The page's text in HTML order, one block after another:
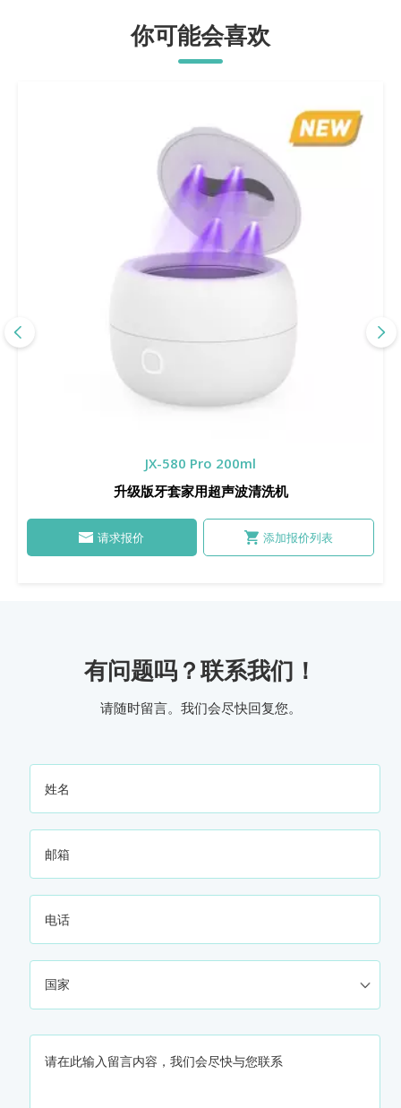
你可能会喜欢
JX-580 Pro 200ml
升级版牙套家用超声波清洗机
请求报价 添加报价列表
有问题吗？联系我们！
请随时留言。我们会尽快回复您。